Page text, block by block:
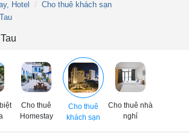
Hotel
Cho thuê khách sạn
Cho thuê
Homestay
Cho thuê
khách sạn
Cho thuê nhà
nghỉ